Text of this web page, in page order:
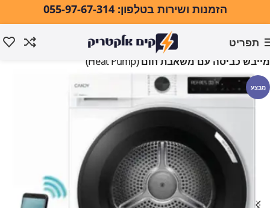
הזמנות ושירות בטלפון: 055-97-67-314
תפריט
עמוד הבית כביסה ייבוש וגיהוץ מייבשי כביסה
מייבש כביסה עם משאבת חום (Heat Pump)
מבצע